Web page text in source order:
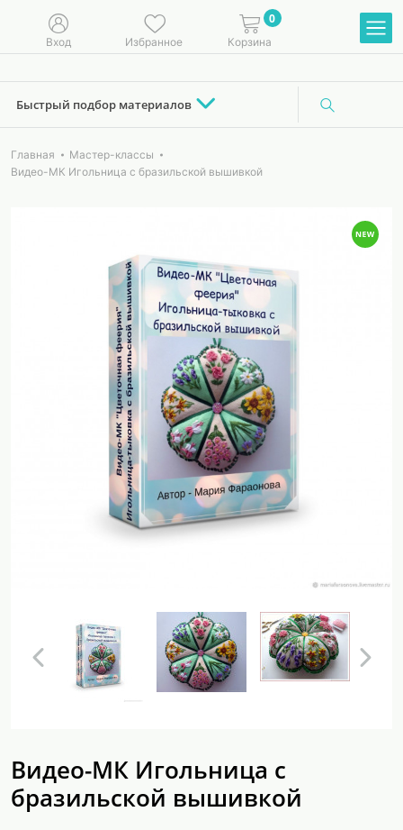
Вход Избранное
0
Корзина
Быстрый подбор материалов
Главная
Мастер-классы
Видео-МК Игольница с бразильской вышивкой
Видео-МК Игольница с
бразильской вышивкой